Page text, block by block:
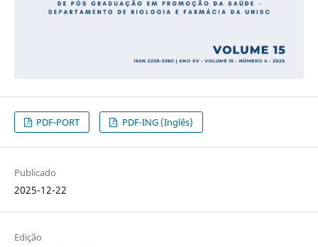
PDF-PORT PDF-ING (Inglês)
Publicado
2025-12-22
Edição